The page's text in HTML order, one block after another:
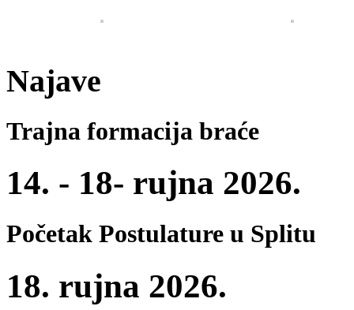
Najave
Trajna formacija braće
14. - 18- rujna 2026.
Početak Postulature u Splitu
18. rujna 2026.